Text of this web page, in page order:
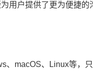
用户提供了更为便捷的
macOS、Linux等，只